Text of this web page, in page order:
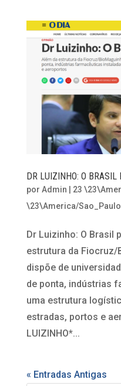
DR LUIZINHO: O
por Admin
23
\23\America/Sao_Paulo
Dr Luizinho: O Brasil
estrutura da Fiocruz/
dispõe de
de ponta, indústrias
uma estrutura
estradas, portos e
LUIZINHO*...
« Entradas Antigas